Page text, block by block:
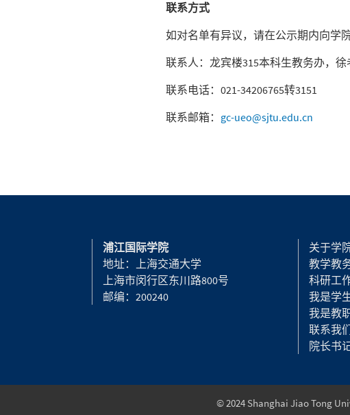
联系方式
如对名单有异议，请在公示期内向学
联系人：龙宾楼315本科生教务办，徐
联系电话：021-34206765转3151
联系邮箱： gc-ueo@sjtu.edu.cn
浦江国际学院
地址：上海交通大学
上海市闵行区东川路800号
邮编：200240
关于学
教学教
科研工
我是学
我是教
联系我
院长书
© 2024 Shanghai Jiao Tong